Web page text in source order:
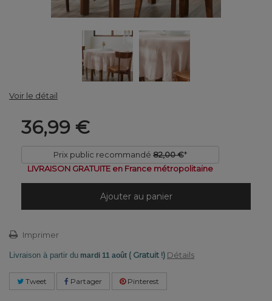
Voir le détail
36,99 €
Prix public recommandé 82,00 €*
LIVRAISON GRATUITE en France métropolitaine
Ajouter au panier
Imprimer
Livraison à partir du mardi 11 août ( Gratuit !) Détails
Tweet Partager Pinterest